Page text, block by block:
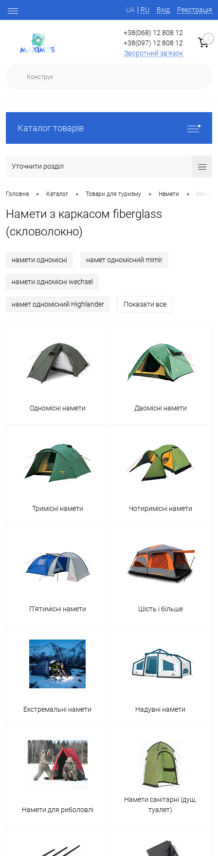
UA RU Вхід Реєстрація
+38(068) 12 808 12
+38(097) 12 808 12
Зворотний зв'язок
0
Каталог товарів
Уточнити розділ
Головна • Каталог • Товари для туризму • Намети •
Намети з каркасом fiberglass
(скловолокно)
намети одномісні намет одномісний mimir
намети одномісні wechsel
намет одномісний Highlander Показати все
Одномісні намети Двомісні намети
Тримісні намети Чотиримісні намети
П'ятимісні намети Шість і більше
Екстремальні намети Надувні намети
Намети для риболовлі
Намети санітарні (душ,
туалет)